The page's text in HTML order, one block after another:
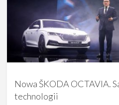
Nowa ŠKODA OCTAVIA.
technologii